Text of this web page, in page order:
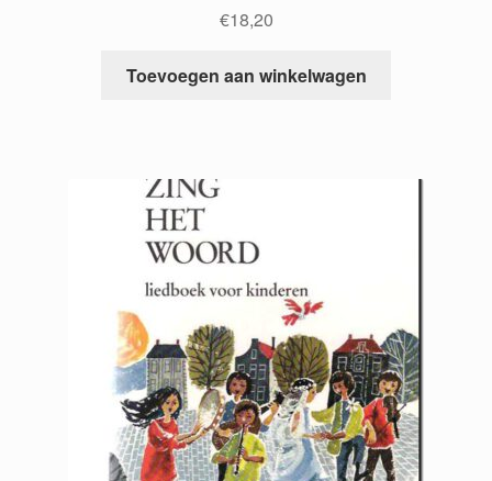
€18,20
Toevoegen aan winkelwagen